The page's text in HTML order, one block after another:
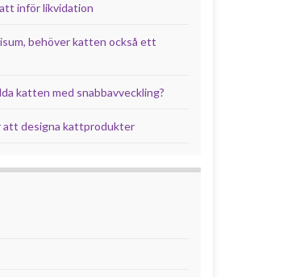
inför likvidation
behöver katten också ett
katten med snabbavveckling?
att designa kattprodukter